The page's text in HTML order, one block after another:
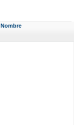
Nombre